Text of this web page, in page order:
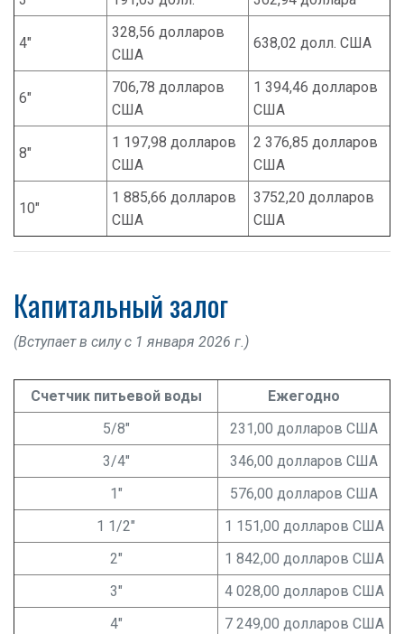
4"
328,56 долларов
США
638,02 долл. США
6"
706,78 долларов
США
1 394,46 долларов
США
8"
1 197,98 долларов
США
2 376,85 долларов
США
10"
1 885,66 долларов
США
3752,20 долларов
США
Капитальный залог
(Вступает в силу с 1 января 2026 г.)
Счетчик питьевой воды
Ежегодно
5/8"
231,00 долларов США
3/4"
346,00 долларов США
1"
576,00 долларов США
1 1/2"
1 151,00 долларов США
2"
1 842,00 долларов США
3"
4 028,00 долларов США
4"
7 249,00 долларов США